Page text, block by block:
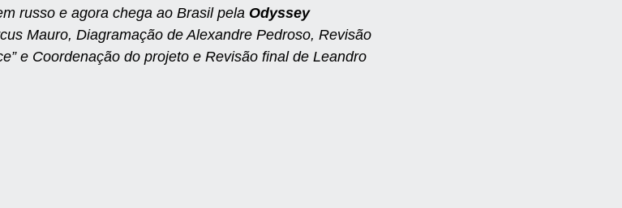
russo e agora chega ao Brasil pela Odyssey
Mauro, Diagramação de Alexandre Pedroso, Revisão
e Coordenação do projeto e Revisão final de Leandro